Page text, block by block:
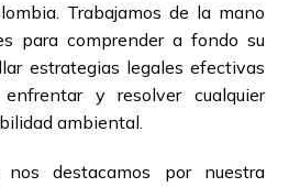
Trabajamos de la mano
para comprender a fondo su
estrategias legales efectivas
y resolver cualquier
ambiental.
destacamos por nuestra